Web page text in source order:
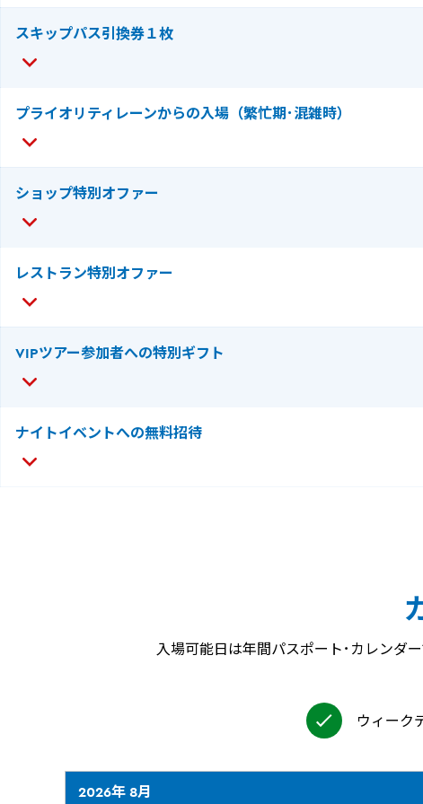
スキップパス引換券１枚
プライオリティレーンからの入場（繁忙期･混雑時）
ショップ特別オファー
レストラン特別オファー
VIPツアー参加者への特別ギフト
ナイトイベントへの無料招待
入場可能日は年間パスポート･カレンダ
ウィーク
2026年 8月